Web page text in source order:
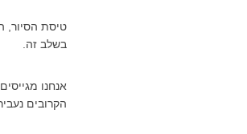
טיסת הסיור,
בשלב זה.
אנחנו
הקרובים